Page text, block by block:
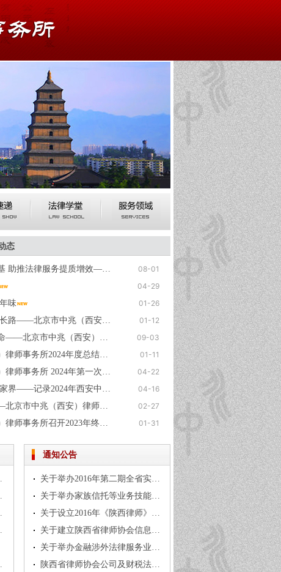
态
夯实民商事法律根基 助推法律服务提质增效——我所举办专题业务培训
08-01
04-29
味
01-26
普法进校园 护航成长路——北京市中兆（西安）律师事务所许璐鸣律师走进周至县新区小学开展公益普法活动
01-12
铭记历史，担当使命——北京市中兆（西安）律师事务所共观抗战胜利80周年纪念盛典
09-03
北京市中兆（西安）律师事务所2024年度总结大会圆满落幕
01-11
北京市中兆（西安）律师事务所 2024年第一次刑事辩护专业培训
04-22
逍遥世外境 仙中张家界——记录2024年西安中兆张家界踏春之旅
04-16
新年动员进行时——北京市中兆（西安）律师事务所召开新春动员大会
02-27
北京市中兆（西安）律师事务所召开2023年终总结大会
01-31
题的解释
的解释
的解释
问题的规定
问题的解释
通知公告
关于举办2016年第二期全省实习律师集中学习培训班的通知
关于举办家族信托等业务技能培训的通知
关于设立2016年《陕西律师》杂志 协办单位的方案
关于建立陕西省律师协会信息报送 工作群的通知
关于举办金融涉外法律服务业务 经验交流和市场拓展培训的通知
陕西省律师协会公司及财税法专业委员会关于 举办新三板挂牌实务分析讲座的通知